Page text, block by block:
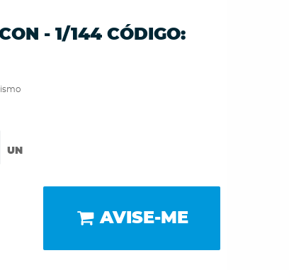
- 1/144 CÓDIGO:
UN
AVISE-ME